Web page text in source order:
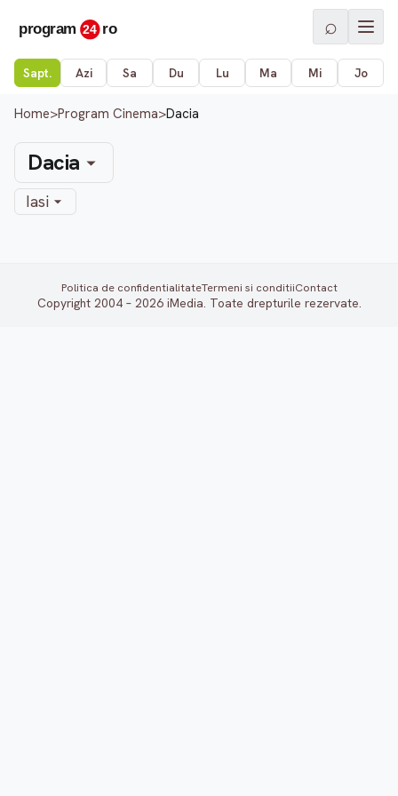
⌕
Sapt. Azi Sa Du Lu Ma Mi Jo
Home>Program Cinema>Dacia
Dacia
Iasi
Politica de confidentialitateTermeni si conditiiContact
Copyright 2004 – 2026 iMedia. Toate drepturile rezervate.